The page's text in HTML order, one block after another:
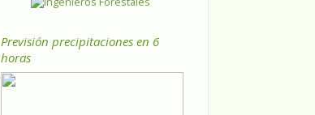
Previsión precipitaciones en 6
horas